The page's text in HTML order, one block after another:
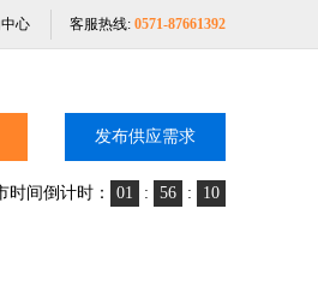
心 客服热线: 0571-87661392
发布供应需求
时间倒计时： 01 : 56 : 09